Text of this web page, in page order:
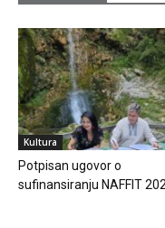
Kultura
Potpisan ugovor o
sufinansiranju NAFFIT